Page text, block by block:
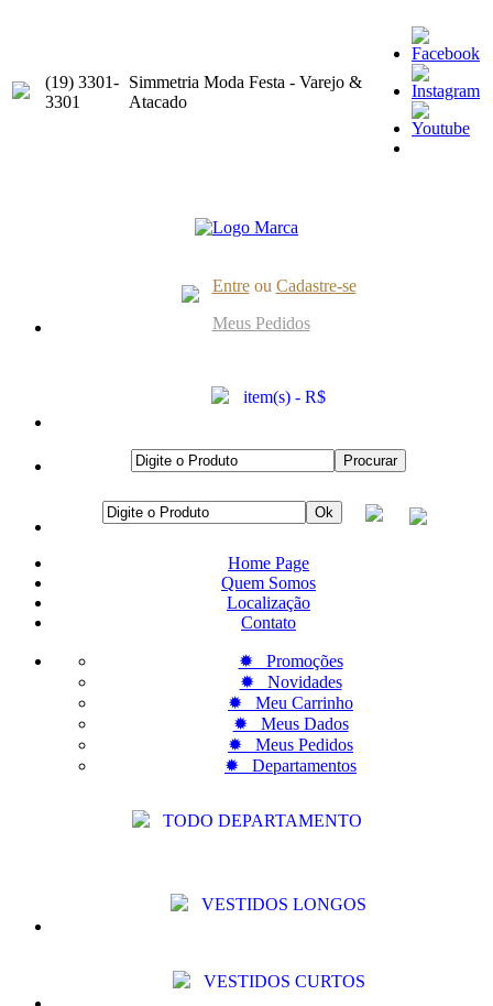
(19) 3301-
3301
Simmetria Moda Festa - Varejo &
Atacado
Entre ou Cadastre-se
Meus Pedidos
item(s) - R$
Home Page
Quem Somos
Localização
Contato
✹ Promoções
✹ Novidades
✹ Meu Carrinho
✹ Meus Dados
✹ Meus Pedidos
✹ Departamentos
TODO DEPARTAMENTO
VESTIDOS LONGOS
VESTIDOS CURTOS